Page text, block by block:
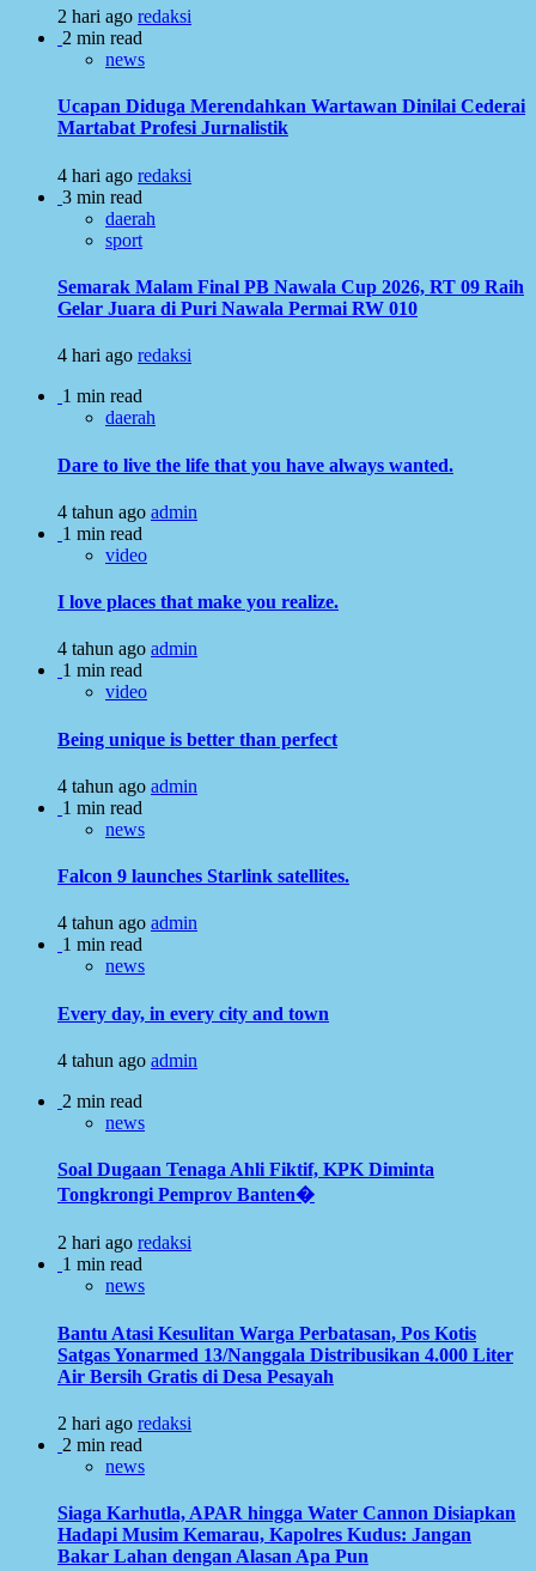
2 hari ago redaksi
2 min read
news
Ucapan Diduga Merendahkan Wartawan Dinilai Cederai
Martabat Profesi Jurnalistik
4 hari ago redaksi
3 min read
daerah
sport
Semarak Malam Final PB Nawala Cup 2026, RT 09 Raih
Gelar Juara di Puri Nawala Permai RW 010
4 hari ago redaksi
1 min read
daerah
Dare to live the life that you have always wanted.
4 tahun ago admin
1 min read
video
I love places that make you realize.
4 tahun ago admin
1 min read
video
Being unique is better than perfect
4 tahun ago admin
1 min read
news
Falcon 9 launches Starlink satellites.
4 tahun ago admin
1 min read
news
Every day, in every city and town
4 tahun ago admin
2 min read
news
Soal Dugaan Tenaga Ahli Fiktif, KPK Diminta
Tongkrongi Pemprov Banten�
2 hari ago redaksi
1 min read
news
Bantu Atasi Kesulitan Warga Perbatasan, Pos Kotis
Satgas Yonarmed 13/Nanggala Distribusikan 4.000 Liter
Air Bersih Gratis di Desa Pesayah
2 hari ago redaksi
2 min read
news
Siaga Karhutla, APAR hingga Water Cannon Disiapkan
Hadapi Musim Kemarau, Kapolres Kudus: Jangan
Bakar Lahan dengan Alasan Apa Pun